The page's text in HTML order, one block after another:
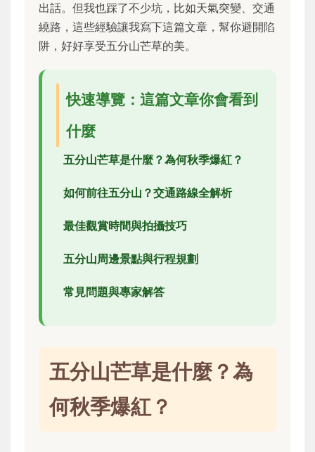
出話。但我也踩了不少坑，比如天氣突變、交通
繞路，這些經驗讓我寫下這篇文章，幫你避開陷
阱，好好享受五分山芒草的美。
快速導覽：這篇文章你會看到
什麼
五分山芒草是什麼？為何秋季爆紅？
如何前往五分山？交通路線全解析
最佳觀賞時間與拍攝技巧
五分山周邊景點與行程規劃
常見問題與專家解答
五分山芒草是什麼？為
何秋季爆紅？